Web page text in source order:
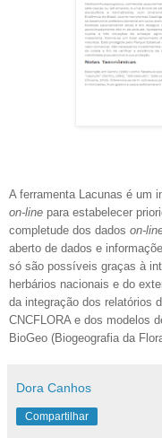
A ferramenta Lacunas é um
on-line para estabelecer
completude dos dados on-
aberto de dados e
só são possíveis graças à
herbários nacionais e do
da integração dos relatórios
CNCFLORA e dos modelos
BioGeo (Biogeografia da
Dora Canhos
Compartilhar